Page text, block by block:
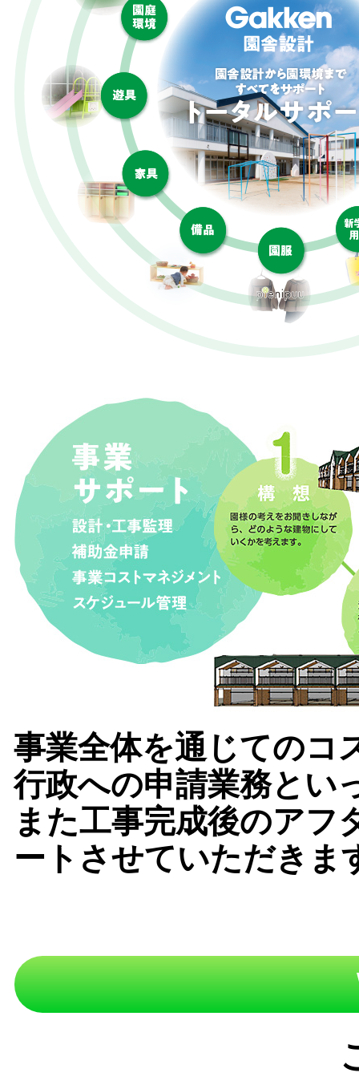
事業全体を通じてのコ
行政への申請業務とい
また工事完成後のアフ
ートさせていただきま